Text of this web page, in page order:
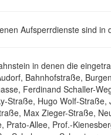
Aufsperrdienste sind
in denen die
Bahnhofstraße,
Ferdinand Schaller-
Straße, Hugo Wolf-
Max Zieger-Straße,
Prato-Allee, Prof.-